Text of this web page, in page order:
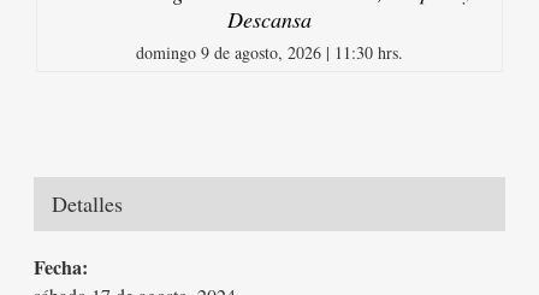
Descansa
domingo 9 de agosto, 2026 | 11:30 hrs.
Detalles
Fecha: